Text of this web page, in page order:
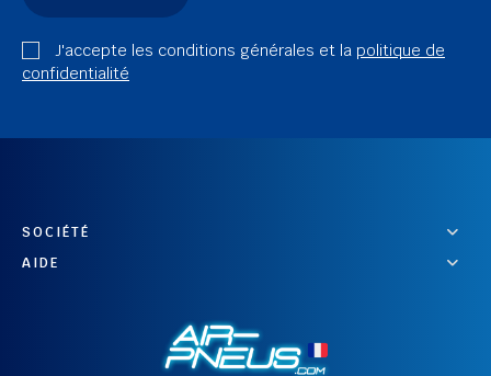
J'accepte les conditions générales et la politique de
confidentialité
SOCIÉTÉ
AIDE